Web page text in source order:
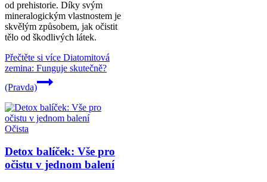
od prehistorie. Díky svým
mineralogickým vlastnostem je
skvělým způsobem, jak očistit
tělo od škodlivých látek.
Přečtěte si více Diatomitová
zemina: Funguje skutečně?
(Pravda)
Očista
Detox balíček: Vše pro
očistu v jednom balení